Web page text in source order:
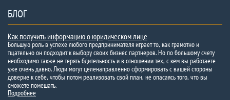
БЛОГ
Как получить информацию о юридическом лице
Большую роль в успехе любого предпринимателя играет то, как грамотно и
тщательно он подходит к выбору своих бизнес партнеров. Но по большому счету
необходимо также не терять бдительность и в отношении тех, с кем вы работаете
уже очень давно. Люди могут целенаправленно сформировать с вашей стороны
доверие к себе, чтобы потом реализовать свой план, не опасаясь того, что вы
сможете помешать.
Подробнее